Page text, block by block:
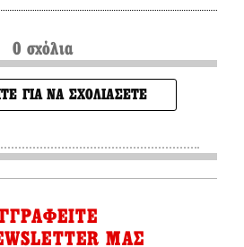
0 σχόλια
ΓΙΑ ΝΑ ΣΧΟΛΙΑΣΕΤΕ
ΜΑΣ